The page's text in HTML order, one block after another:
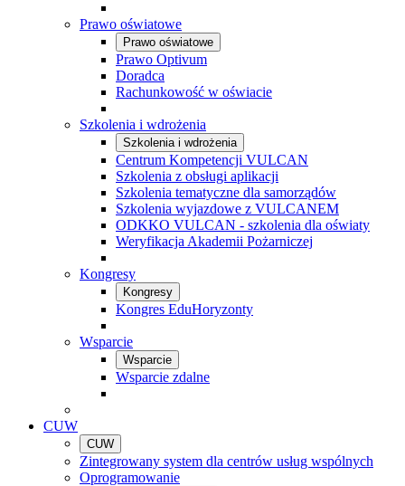
Prawo oświatowe
Prawo oświatowe
Prawo Optivum
Doradca
Rachunkowość w oświacie
Szkolenia i wdrożenia
Szkolenia i wdrożenia
Centrum Kompetencji VULCAN
Szkolenia z obsługi aplikacji
Szkolenia tematyczne dla samorządów
Szkolenia wyjazdowe z VULCANEM
ODKKO VULCAN - szkolenia dla oświaty
Weryfikacja Akademii Pożarniczej
Kongresy
Kongresy
Kongres EduHoryzonty
Wsparcie
Wsparcie
Wsparcie zdalne
CUW
CUW
Zintegrowany system dla centrów usług wspólnych
Oprogramowanie